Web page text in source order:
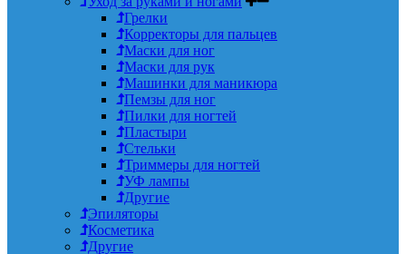
Грелки
Корректоры для пальцев
Маски для ног
Маски для рук
Машинки для маникюра
Пемзы для ног
Пилки для ногтей
Пластыри
Стельки
Триммеры для ногтей
УФ лампы
Другие
Эпиляторы
Косметика
Другие